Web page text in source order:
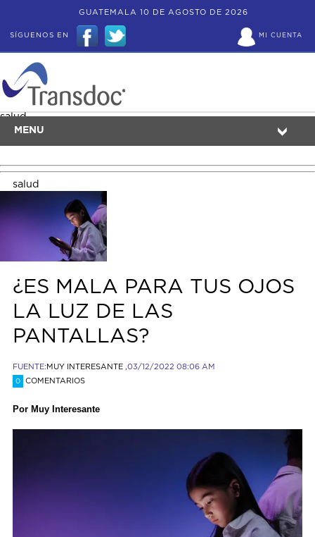
GUATEMALA 10 DE AGOSTO DE 2026
MI CUENTA
SÍGUENOS EN
MENU
salud
salud
¿ES MALA PARA TUS OJOS
LA LUZ DE LAS
PANTALLAS?
FUENTE: MUY INTERESANTE ,03/12/2022 08:06 AM
0 COMENTARIOS
Por Muy Interesante